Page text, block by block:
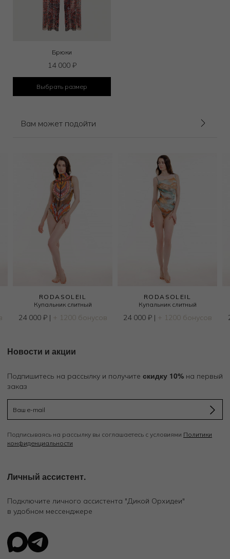
Брюки
14 000 ₽
Выбрать размер
Вам может подойти
RODASOLEIL
Купальник слитный
24 000 ₽| + 1200 бонусов
RODASOLEIL
Купальник слитный
24 000 ₽| + 1200 бонусов
Новости и акции
Подпишитесь на рассылку и получите скидку 10% на первый
заказ
Подписываясь на рассылку вы соглашаетесь с условиями Политики
конфиденциальности
Личный ассистент.
Подключите личного ассистента "Дикой Орхидеи"
в удобном мессенджере